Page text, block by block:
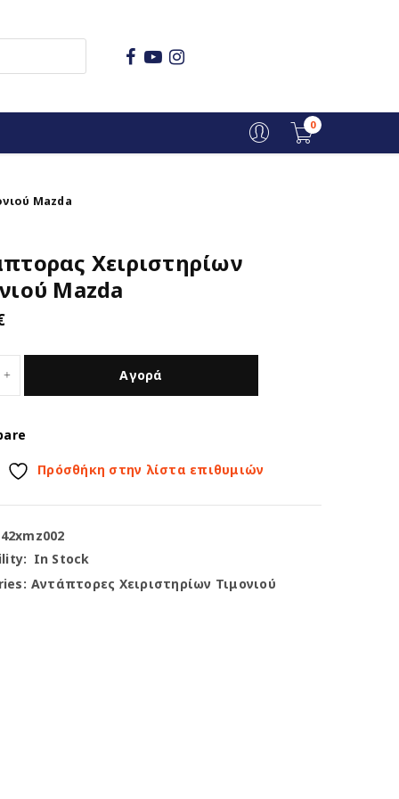
0
Mazda
Χειριστηρίων
Mazda
Αγορά
Πρόσθήκη στην λίστα επιθυμιών
In Stock
Αντάπτορες Χειριστηρίων Τιμονιού